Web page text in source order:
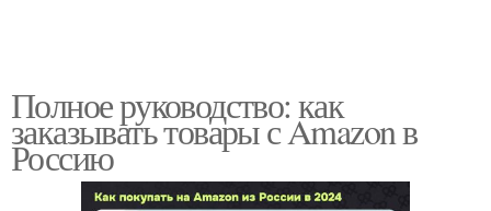
Полное руководство: как
заказывать товары с Amazon в
Россию